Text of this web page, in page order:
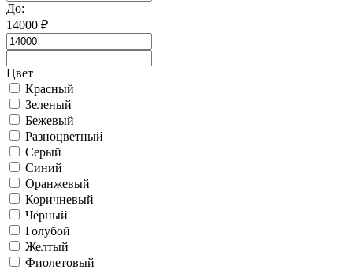
До:
14000 ₽
Цвет
Красный
Зеленый
Бежевый
Разноцветный
Серый
Синий
Оранжевый
Коричневый
Чёрный
Голубой
Желтый
Фиолетовый